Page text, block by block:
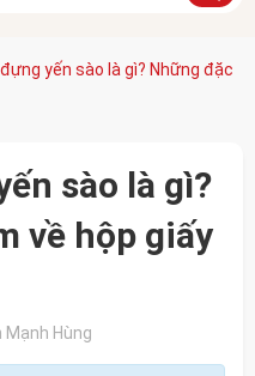
yến sào là gì? Những đặc
sào là gì?
về hộp giấy
Mạnh Hùng